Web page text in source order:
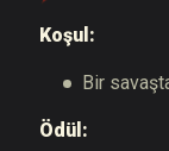
Koşul:
Bir
Ödül: